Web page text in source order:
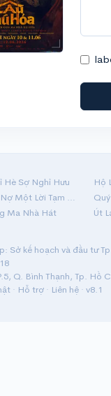
Hè Sợ Nghỉ Hưu
Mãi Nợ Một Lời Tạm Biệt
Ma Nhà Hát
Út
Sở kế hoạch và đầu tư
Q. Bình Thạnh, Tp. Hồ
· Hỗ trợ· Liên hệ· v8.1